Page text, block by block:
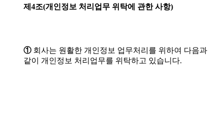
제4조(개인정보 처리업무 위탁에 관한 사항)
①회사는 원활한 개인정보 업무처리를 위하여 다음과
같이 개인정보 처리업무를 위탁하고 있습니다.